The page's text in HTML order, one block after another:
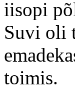
iisopi
Suvi oli
toimis.